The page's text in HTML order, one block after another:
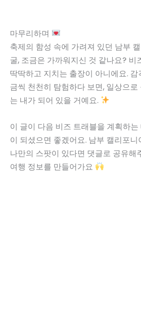
마무리하며
축제의 함성 속에 가려져 있던 남부
굴, 조금은 가까워지신 것 같나요? 비
딱딱하고 지치는 출장이 아니에요.
금씩 천천히 탐험하다 보면, 일상으
는 내가 되어 있을 거예요.
이 글이 다음 비즈 트래블을 계획하
이 되셨으면 좋겠어요. 남부 캘리포
나만의 스팟이 있다면 댓글로 공유해
여행 정보를 만들어가요